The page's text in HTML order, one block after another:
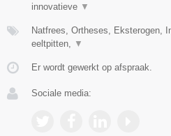
innovatieve ▼
Natfrees, Ortheses, Eksterogen,
eeltpitten,
▼
Er wordt gewerkt op afspraak.
Sociale media: